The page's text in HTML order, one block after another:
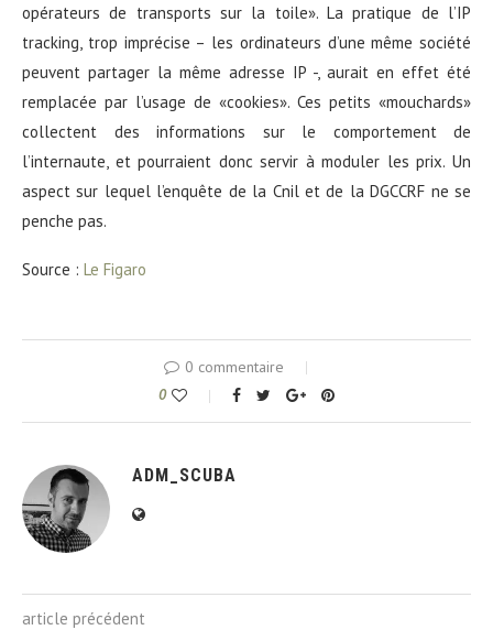
opérateurs de transports sur la toile». La pratique de l’IP
tracking, trop imprécise – les ordinateurs d’une même société
peuvent partager la même adresse IP -, aurait en effet été
remplacée par l’usage de «cookies». Ces petits «mouchards»
collectent des informations sur le comportement de
l’internaute, et pourraient donc servir à moduler les prix. Un
aspect sur lequel l’enquête de la Cnil et de la DGCCRF ne se
penche pas.
Source : Le Figaro
0 commentaire
0
ADM_SCUBA
article précédent